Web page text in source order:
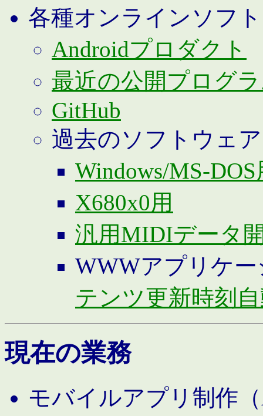
各種オンラインソフ
Androidプロダクト
最近の公開プログ
GitHub
過去のソフトウェア
Windows/MS-DOS
X680x0用
汎用MIDIデータ
WWWアプリケ
テンツ更新時刻
現在の業務
モバイルアプリ制作